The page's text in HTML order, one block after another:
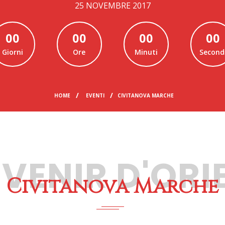
25 NOVEMBRE 2017
00
Giorni
00
Ore
00
Minuti
00
HOME EVENTI CIVITANOVA MARCHE
Civitanova Marche